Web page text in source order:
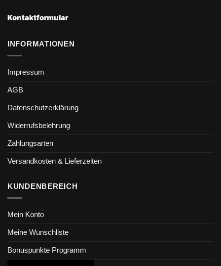
Kontaktformular
INFORMATIONEN
Impressum
AGB
Datenschutzerklärung
Widerrufsbelehrung
Zahlungsarten
Versandkosten & Lieferzeiten
KUNDENBEREICH
Mein Konto
Meine Wunschliste
Bonuspunkte Programm